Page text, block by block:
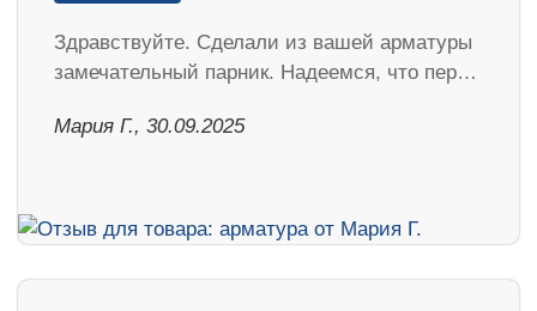
Здравствуйте. Сделали из вашей арматуры
замечательный парник. Надеемся, что пер…
Мария Г., 30.09.2025